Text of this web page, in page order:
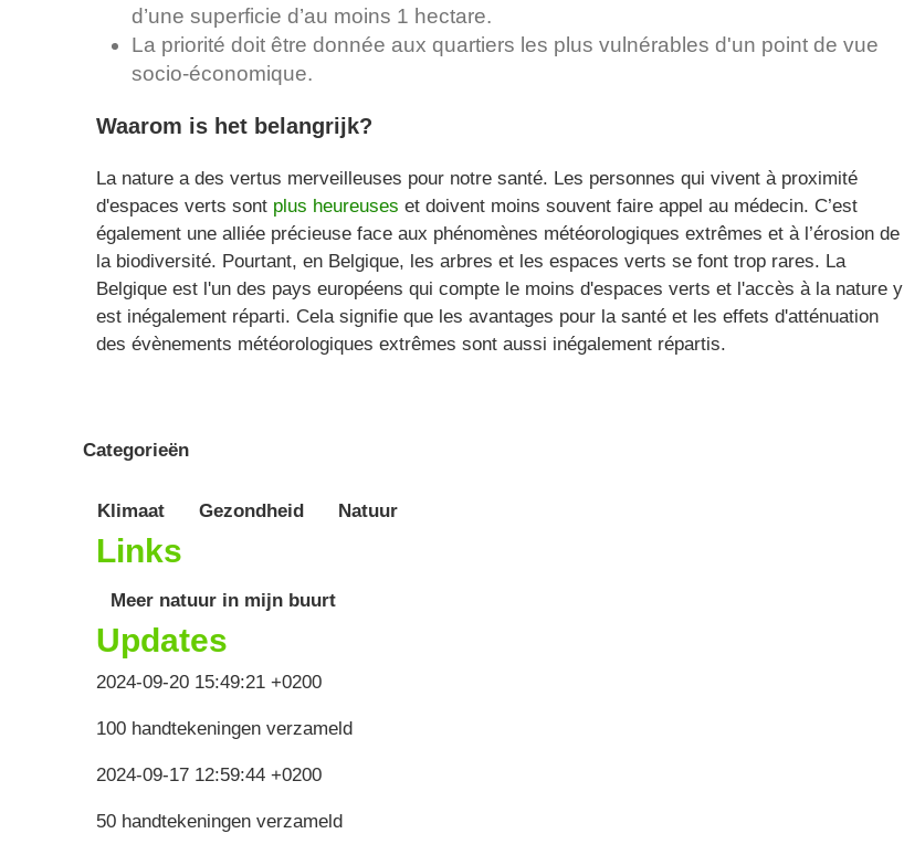
d’une superficie d’au moins 1 hectare.
La priorité doit être donnée aux quartiers les plus vulnérables d'un point de vue
socio-économique.
Waarom is het belangrijk?
La nature a des vertus merveilleuses pour notre santé. Les personnes qui vivent à proximité
d'espaces verts sont plus heureuses et doivent moins souvent faire appel au médecin. C’est
également une alliée précieuse face aux phénomènes météorologiques extrêmes et à l’érosion de
la biodiversité. Pourtant, en Belgique, les arbres et les espaces verts se font trop rares. La
Belgique est l'un des pays européens qui compte le moins d'espaces verts et l'accès à la nature y
est inégalement réparti. Cela signifie que les avantages pour la santé et les effets d'atténuation
des évènements météorologiques extrêmes sont aussi inégalement répartis.
Categorieën
Klimaat Gezondheid Natuur
Links
Meer natuur in mijn buurt
Updates
2024-09-20 15:49:21 +0200
100 handtekeningen verzameld
2024-09-17 12:59:44 +0200
50 handtekeningen verzameld